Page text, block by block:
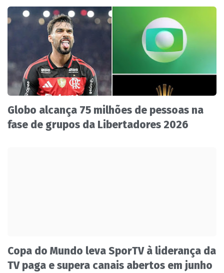
Globo alcança 75 milhões de pessoas na
fase de grupos da Libertadores 2026
Copa do Mundo leva SporTV à liderança da
TV paga e supera canais abertos em junho